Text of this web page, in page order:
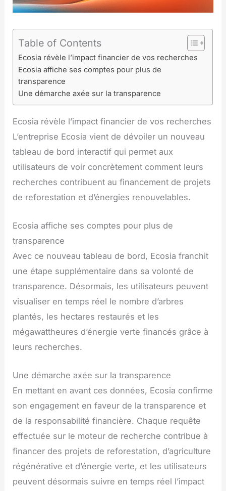
Table of Contents
Ecosia révèle l’impact financier de vos recherches
Ecosia affiche ses comptes pour plus de
transparence
Une démarche axée sur la transparence
Ecosia révèle l’impact financier de vos recherches
L’entreprise Ecosia vient de dévoiler un nouveau
tableau de bord interactif qui permet aux
utilisateurs de voir concrètement comment leurs
recherches contribuent au financement de projets
de reforestation et d’énergies renouvelables.
Ecosia affiche ses comptes pour plus de
transparence
Avec ce nouveau tableau de bord, Ecosia franchit
une étape supplémentaire dans sa volonté de
transparence. Désormais, les utilisateurs peuvent
visualiser en temps réel le nombre d’arbres
plantés, les hectares restaurés et les
mégawattheures d’énergie verte financés grâce à
leurs recherches.
Une démarche axée sur la transparence
En mettant en avant ces données, Ecosia confirme
son engagement en faveur de la transparence et
de la responsabilité financière. Chaque requête
effectuée sur le moteur de recherche contribue à
financer des projets de reforestation, d’agriculture
régénérative et d’énergie verte, et les utilisateurs
peuvent désormais suivre en temps réel l’impact